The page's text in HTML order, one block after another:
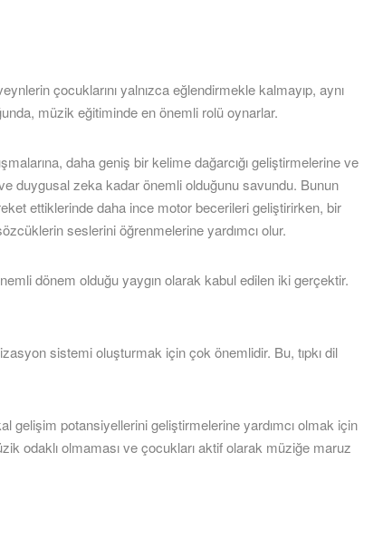
çocuklarını yalnızca eğlendirmekle kalmayıp, aynı
müzik eğitiminde en önemli rolü oynarlar.
daha geniş bir kelime dağarcığı geliştirmelerine ve
duygusal zeka kadar önemli olduğunu savundu. Bunun
ettiklerinde daha ince motor becerileri geliştirirken, bir
seslerini öğrenmelerine yardımcı olur.
dönem olduğu yaygın olarak kabul edilen iki gerçektir.
sistemi oluşturmak için çok önemlidir. Bu, tıpkı dil
potansiyellerini geliştirmelerine yardımcı olmak için
odaklı olmaması ve çocukları aktif olarak müziğe maruz